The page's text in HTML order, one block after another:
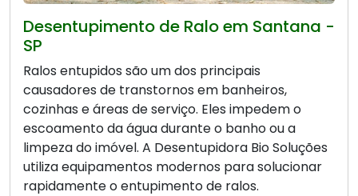
Desentupimento de Ralo em Santana -
SP
Ralos entupidos são um dos principais
causadores de transtornos em banheiros,
cozinhas e áreas de serviço. Eles impedem o
escoamento da água durante o banho ou a
limpeza do imóvel. A Desentupidora Bio Soluções
utiliza equipamentos modernos para solucionar
rapidamente o entupimento de ralos.